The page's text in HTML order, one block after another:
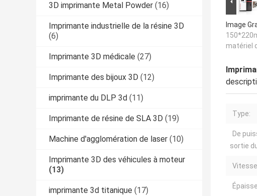
3D imprimante Metal Powder (16)
Imprimante industrielle de la résine 3D
(6)
Imprimante 3D médicale (27)
Imprimante des bijoux 3D (12)
imprimante du DLP 3d (11)
Imprimante de résine de SLA 3D (19)
Machine d'agglomération de laser (10)
Imprimante 3D des véhicules à moteur
(13)
imprimante 3d titanique (17)
Image
matériel
Type:
De
sortie